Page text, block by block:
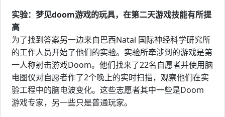
实验：梦见doom游戏的玩具，在第二天游戏技能有所提
高
为了找到答案另一边来自巴西Natal 国际神经科学研究所
的工作人员开始了他们的实验。实验所牵涉到的游戏是第
一人称射击游戏Doom。他们找来了22名自愿者并使用脑
电图仪对自愿者作了2个晚上的实时扫描，观察他们在实
验工程中的脑电波变化。这些志愿者其中一些是Doom
游戏专家，另一些只是普通玩家。